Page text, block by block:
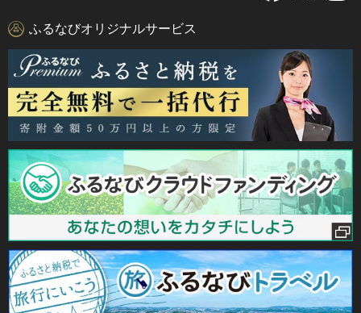
ふるなびオリジナルサービス